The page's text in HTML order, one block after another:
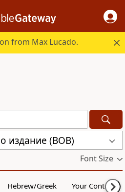
from Max Lucado.
издание (BOB)
Font Size
Hebrew/Greek Your Content